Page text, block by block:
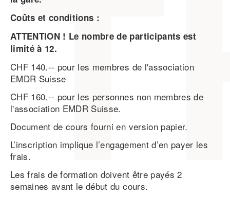
Coûts et conditions :
ATTENTION ! Le nombre de participants est
limité à 12.
CHF 140.-- pour les membres de l'association
EMDR Suisse
CHF 160.-- pour les personnes non membres de
l'association EMDR Suisse.
Document de cours fourni en version papier.
L’inscription implique l’engagement d’en payer les
frais.
Les frais de formation doivent être payés 2
semaines avant le début du cours.